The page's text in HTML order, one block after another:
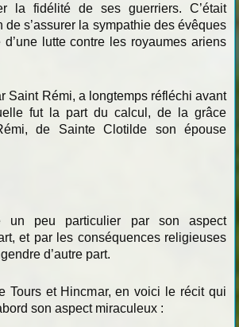
la fidélité de ses guerriers. C’était
s’assurer la sympathie des évêques
lutte contre les royaumes ariens
Saint Rémi, a longtemps réfléchi avant
fut la part du calcul, de la grâce
de Sainte Clotilde son épouse
un peu particulier par son aspect
et par les conséquences religieuses
d’autre part.
Tours et Hincmar, en voici le récit qui
son aspect miraculeux :